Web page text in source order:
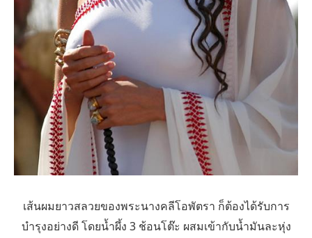
เส้นผมยาวสลวยของพระนางคลีโอพัตรา ก็ต้องได้รับการ
บำรุงอย่างดี โดยน้ำผึ้ง 3 ช้อนโต๊ะ ผสมเข้ากับน้ำมันละหุ่ง